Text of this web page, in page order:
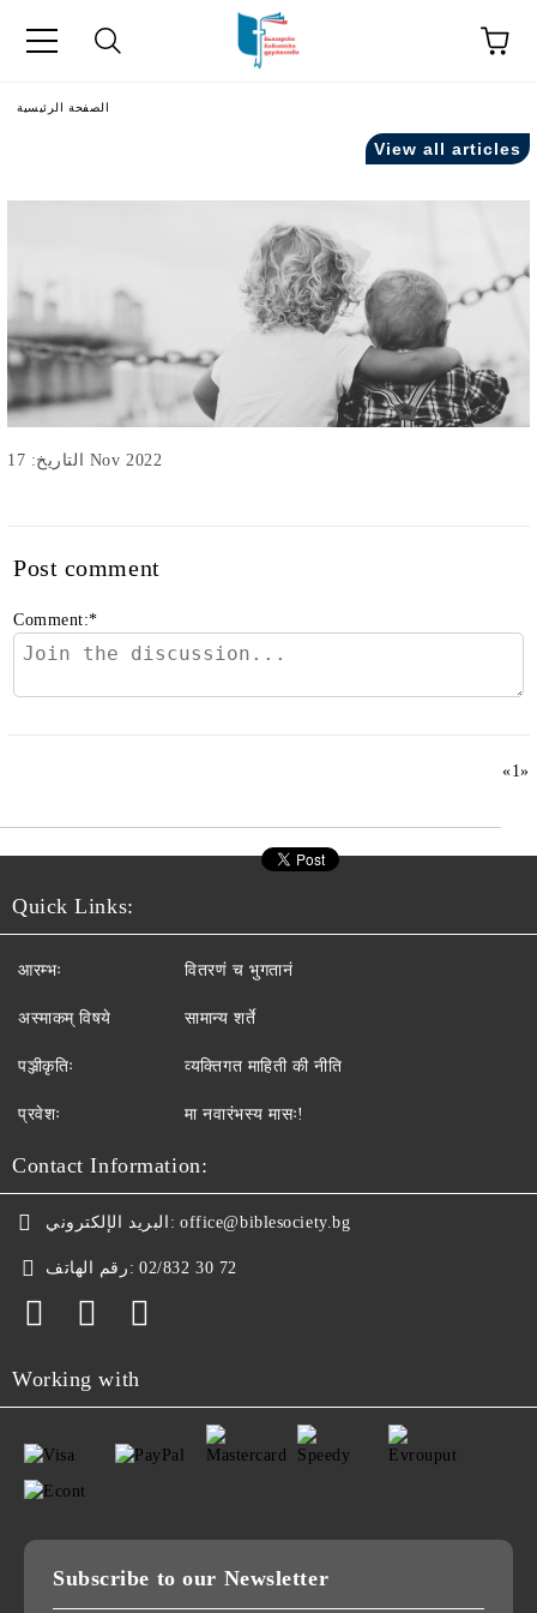
اللغة
الصفحة الرئيسية
View all articles
التاريخ: 17 Nov 2022
Post comment
Comment:*
«1»
Quick Links:
आरम्भः
अस्माकम् विषये
पञ्जीकृतिः
प्रवेशः
वितरणं च भुगतानं
सामान्य शर्ते
व्यक्तिगत माहिती की नीति
मा नवारंभस्य मासः!
Contact Information:
البريد الإلكتروني: office@biblesociety.bg
رقم الهاتف: 02/832 30 72
Working with
Subscribe to our Newsletter